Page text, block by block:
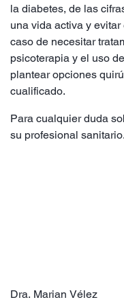
la diabetes, de las
una vida activa y
caso de necesitar
psicoterapia y el uso
plantear opciones
cualificado.
Para cualquier duda
su profesional sanitario.
Dra. Marian Vélez